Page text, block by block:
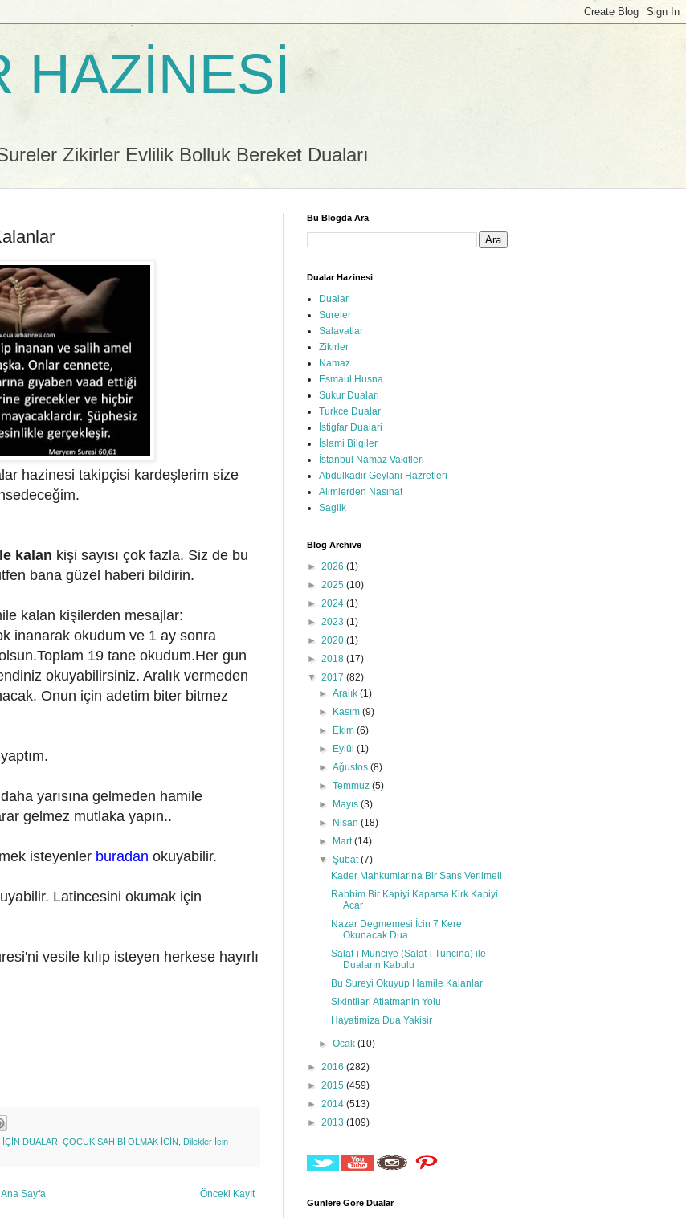
HAZİNESİ
Zikirler Evlilik Bolluk Bereket Duaları
hazinesi takipçisi kardeşlerim size
kalan kişi sayısı çok fazla. Siz de bu
bana güzel haberi bildirin.
kalan kişilerden mesajlar:
inanarak okudum ve 1 ay sonra
oplam 19 tane okudum.Her gun
okuyabilirsiniz. Aralık vermeden
Onun için adetim biter bitmez
yarısına gelmeden hamile
gelmez mutlaka yapın..
isteyenler buradan okuyabilir.
Latincesini okumak için
vesile kılıp isteyen herkese hayırlı
DUALAR ÇOCUK SAHİBİ OLMAK İCİN
Dilekler İcin
Önceki Kayıt
Ana Sayfa
Bu Blogda Ara
Dualar Hazinesi
Dualar
Sureler
Salavatlar
Zikirler
Namaz
Esmaul Husna
Sukur Dualari
Turkce Dualar
İstigfar Dualari
İslami Bilgiler
İstanbul Namaz Vakitleri
Abdulkadir Geylani Hazretleri
Alimlerden Nasihat
Saglik
Blog Archive
► 2026 (1)
► 2025 (10)
► 2024 (1)
► 2023 (1)
► 2020 (1)
► 2018 (17)
▼ 2017 (82)
►Aralık(1)
►
Kasım(9)
►
Ekim(6)
►
Eylül(1)
►Ağustos(8)
►Temmuz(5)
►
Mayıs(3)
►
Nisan(18)
►
Mart(14)
▼Şubat(7)
Kader Mahkumlarina Bir Sans Verilmeli
Rabbim Bir Kapiyi Kaparsa Kirk Kapiyi
Acar
Nazar Degmemesi İcin 7 Kere
Okunacak Dua
Salat-i Munciye (Salat-i Tuncina) ile
Duaların Kabulu
Bu Sureyi Okuyup Hamile Kalanlar
Sikintilari Atlatmanin Yolu
Hayatimiza Dua Yakisir
►Ocak(10)
► 2016 (282)
► 2015 (459)
► 2014 (513)
► 2013 (109)
Günlere Göre Dualar